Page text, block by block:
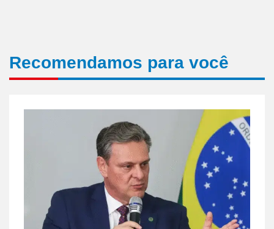
Recomendamos para você